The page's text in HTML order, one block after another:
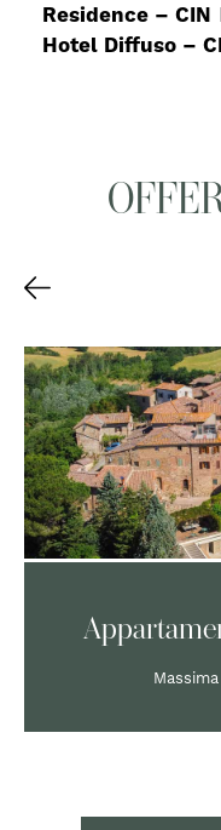
Residence – CIN
Hotel Diffuso –